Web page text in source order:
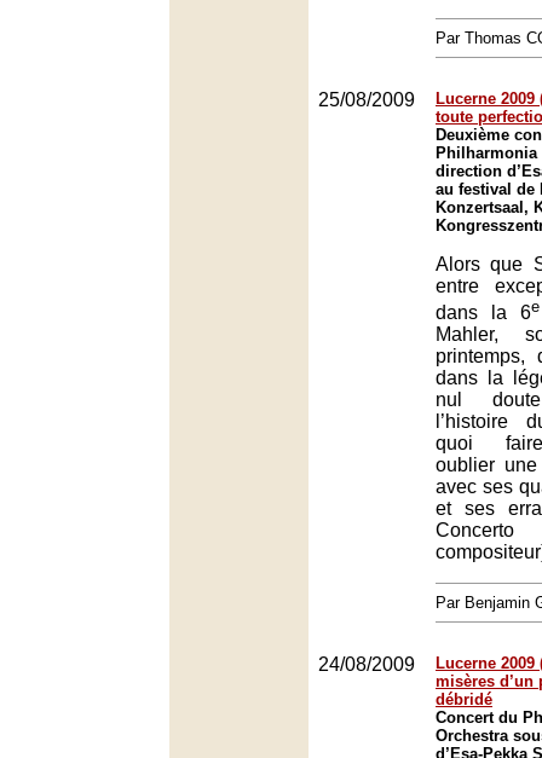
Par Thomas
25/08/2009
Lucerne 2009
toute
Deuxième
Philharmonia
direction
au festival de
Konzertsaal,
Alors que
entre
dans la 6e
Mahler,
printemps,
dans la
nul
l’histoire
quoi
oublier
avec ses
et ses
Par Benjamin
24/08/2009
Lucerne
misères d’un
débridé
Concert du
Orchestra
d’Esa-Pekka